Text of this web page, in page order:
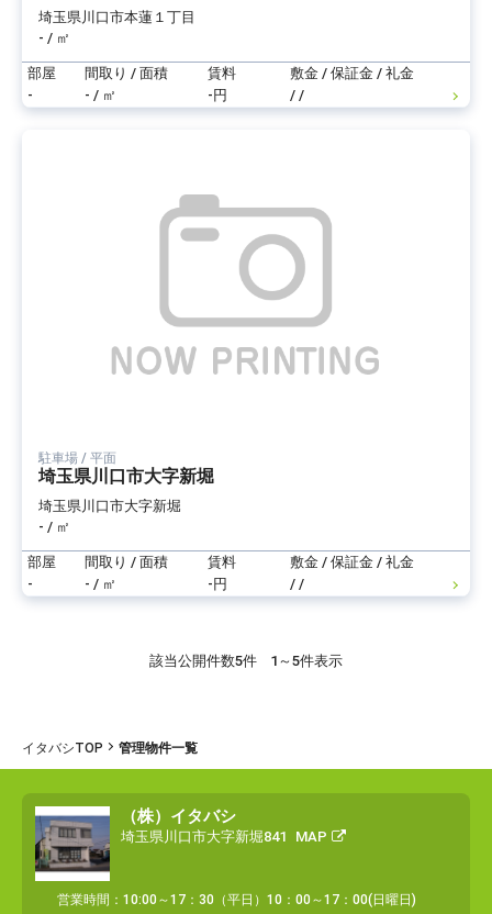
埼玉県川口市本蓮１丁目
- / ㎡
部屋 間取り / 面積 賃料
敷金 / 保証金 / 礼金
-
- / ㎡ -円 / /
駐車場 / 平面
埼玉県川口市大字新堀
埼玉県川口市大字新堀
- / ㎡
部屋 間取り / 面積 賃料
敷金 / 保証金 / 礼金
-
- / ㎡ -円 / /
該当公開件数5件 1～5件表示
イタバシTOP 管理物件一覧
（株）イタバシ
埼玉県川口市大字新堀841 MAP
営業時間：10:00～17：30（平日）10：00～17：00(日曜日)